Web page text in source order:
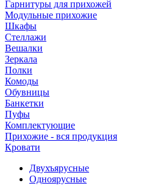
Гарнитуры для прихожей
Модульные прихожие
Шкафы
Стеллажи
Вешалки
Зеркала
Полки
Комоды
Обувницы
Банкетки
Пуфы
Комплектующие
Прихожие - вся продукция
Кровати
Двухъярусные
Одноярусные